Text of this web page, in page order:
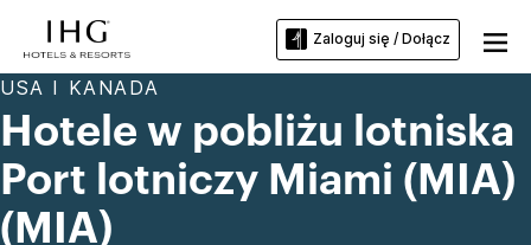
Zaloguj się / Dołącz
USA I KANADA
Hotele w pobliżu lotniska
Port lotniczy Miami (MIA)
(MIA)